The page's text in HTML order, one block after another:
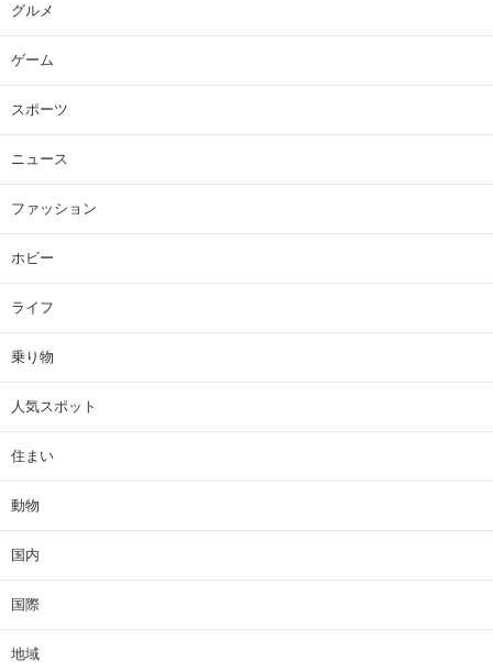
グルメ
ゲーム
スポーツ
ニュース
ファッション
ホビー
ライフ
乗り物
人気スポット
住まい
動物
国内
国際
地域